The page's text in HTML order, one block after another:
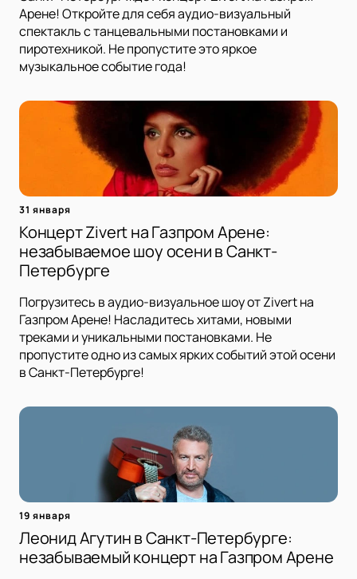
Арене! Откройте для себя аудио-визуальный
спектакль с танцевальными постановками и
пиротехникой. Не пропустите это яркое
музыкальное событие года!
31 января
Концерт Zivert на Газпром Арене:
незабываемое шоу осени в Санкт-
Петербурге
Погрузитесь в аудио-визуальное шоу от Zivert на
Газпром Арене! Насладитесь хитами, новыми
треками и уникальными постановками. Не
пропустите одно из самых ярких событий этой осени
в Санкт-Петербурге!
19 января
Леонид Агутин в Санкт-Петербурге:
незабываемый концерт на Газпром Арене